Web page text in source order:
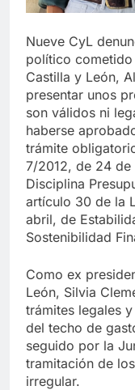
Nueve CyL
político
Castilla y León,
presentar unos
son válidos ni
haberse
trámite
7/2012, de 24
Disciplina
artículo 30 de la
abril, de
Sostenibilidad
Como ex
León, Silvia
trámites legales
del techo de
seguido por la
tramitación de
irregular.